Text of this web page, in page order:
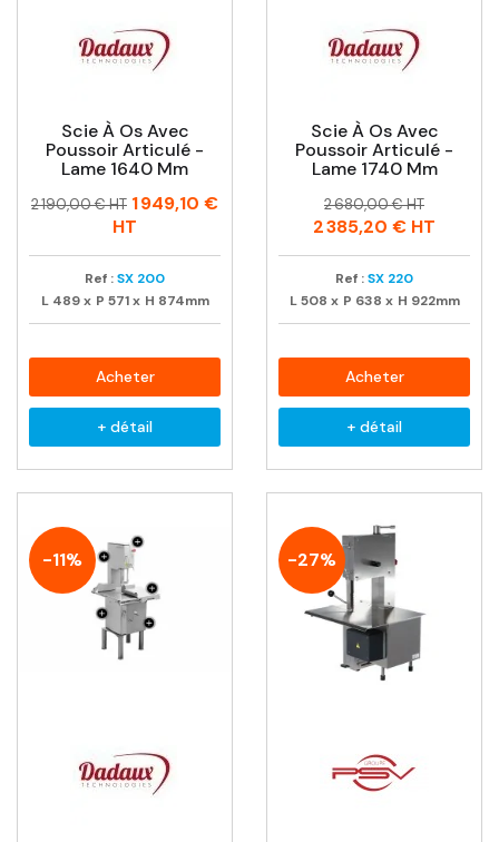
Scie À Os Avec
Poussoir Articulé -
Lame 1640 Mm
Prix
Prix
2 190,00 € HT 1 949,10 €
HT
Ref :SX 200
L 489 x P 571 x H 874mm
Acheter
+ détail
Scie À Os Avec
Poussoir Articulé -
Lame 1740 Mm
Prix
Prix
habituel
2 680,00 € HT
2 385,20 € HT
Ref :SX 220
L 508 x P 638 x H 922mm
Acheter
+ détail
-11% -27%